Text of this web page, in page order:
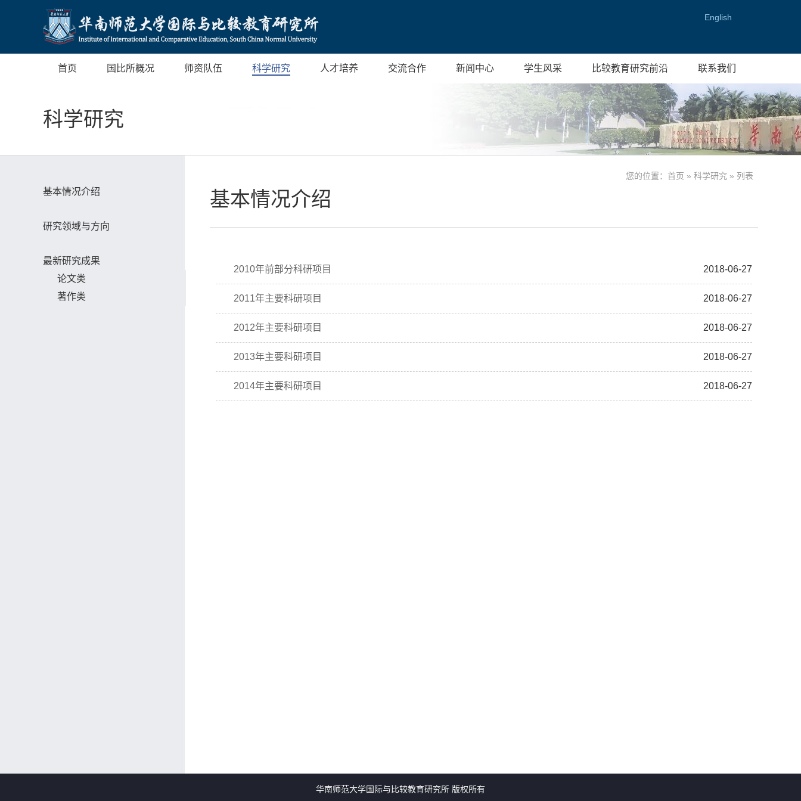
English
首页 国比所概况 师资队伍 科学研究 人才培养 交流合作 新闻中心 学生风采 比较教育研究前沿 联系我们
科学研究
基本情况介绍
研究领域与方向
最新研究成果
论文类
著作类
您的位置： 首页 » 科学研究 » 列表
基本情况介绍
2018-06-27
2010年前部分科研项目
2018-06-27
2011年主要科研项目
2018-06-27
2012年主要科研项目
2018-06-27
2013年主要科研项目
2018-06-27
2014年主要科研项目
华南师范大学国际与比较教育研究所 版权所有